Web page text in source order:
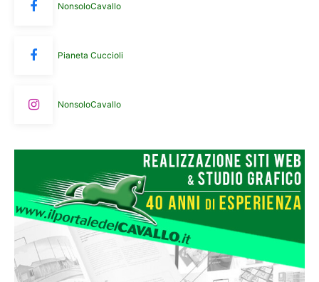
NonsoloCavallo
Pianeta Cuccioli
NonsoloCavallo